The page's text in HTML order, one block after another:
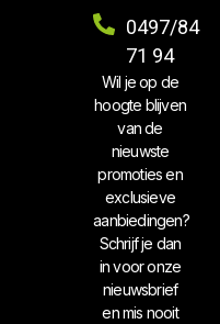
0497/84
71 94
Wil je op de
hoogte blijven
van de
nieuwste
promoties en
exclusieve
aanbiedingen?
Schrijf je dan
in voor onze
nieuwsbrief
en mis nooit